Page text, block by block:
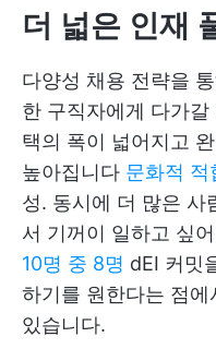
더 넓은 인재
다양성 채용 전략을
한 구직자에게 다가
택의 폭이 넓어지고
높아집니다 문화적 적
성. 동시에 더 많은 사
서 기꺼이 일하고 싶
10명 중 8명 dEI 커밋
하기를 원한다는 점에
있습니다.